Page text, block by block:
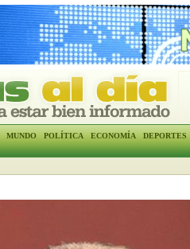
MUNDO POLÍTICA ECONOMÍA DEPORTES